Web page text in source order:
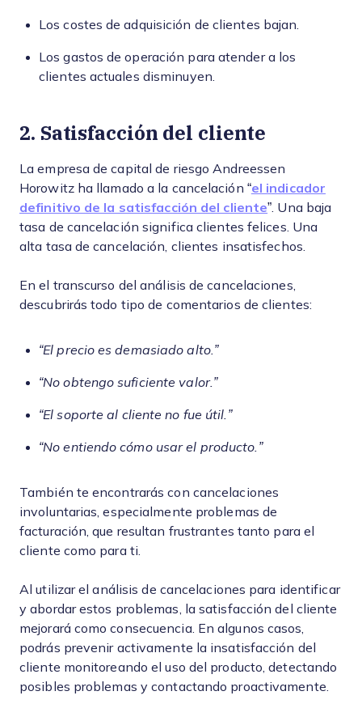
Los costes de adquisición de clientes bajan.
Los gastos de operación para atender a los
clientes actuales disminuyen.
2. Satisfacción del cliente
La empresa de capital de riesgo Andreessen
Horowitz ha llamado a la cancelación “el indicador
definitivo de la satisfacción del cliente”. Una baja
tasa de cancelación significa clientes felices. Una
alta tasa de cancelación, clientes insatisfechos.
En el transcurso del análisis de cancelaciones,
descubrirás todo tipo de comentarios de clientes:
“El precio es demasiado alto.”
“No obtengo suficiente valor.”
“El soporte al cliente no fue útil.”
“No entiendo cómo usar el producto.”
También te encontrarás con cancelaciones
involuntarias, especialmente problemas de
facturación, que resultan frustrantes tanto para el
cliente como para ti.
Al utilizar el análisis de cancelaciones para identificar
y abordar estos problemas, la satisfacción del cliente
mejorará como consecuencia. En algunos casos,
podrás prevenir activamente la insatisfacción del
cliente monitoreando el uso del producto, detectando
posibles problemas y contactando proactivamente.